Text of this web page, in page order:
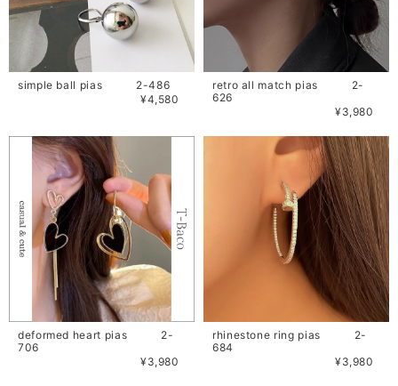
simple ball pias 2-486
¥4,580
retro all match pias 2-
626
¥3,980
deformed heart pias 2-
706
¥3,980
rhinestone ring pias 2-
684
¥3,980